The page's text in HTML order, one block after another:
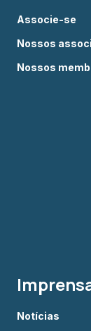
Associe-se
Nossos
Nossos
Notícias